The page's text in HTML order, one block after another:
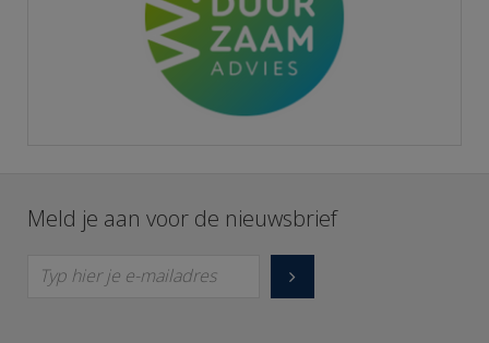
Meld je aan voor de nieuwsbrief
Typ hier je e-mailadres